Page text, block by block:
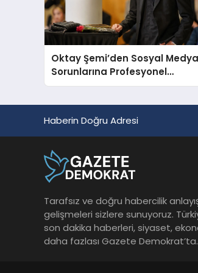
Oktay Şemi’den Sosyal Medya
Sorunlarına Profesyonel
Müdahale ve Hızlı Çözüm
Haberin Doğru Adresi
Tarafsız ve doğru habercilik
gelişmeleri sizlere sunuyoruz.
son dakika haberleri, siyaset,
daha fazlası Gazete Demokrat’ta.